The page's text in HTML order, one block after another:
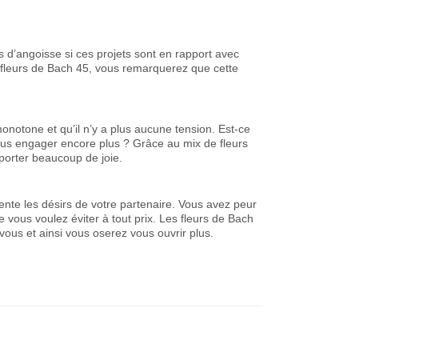
d’angoisse si ces projets sont en rapport avec
de Bach 45, vous remarquerez que cette
et qu’il n’y a plus aucune tension. Est-ce
engager encore plus ? Grâce au mix de fleurs
beaucoup de joie.
les désirs de votre partenaire. Vous avez peur
vous voulez éviter à tout prix. Les fleurs de Bach
et ainsi vous oserez vous ouvrir plus.